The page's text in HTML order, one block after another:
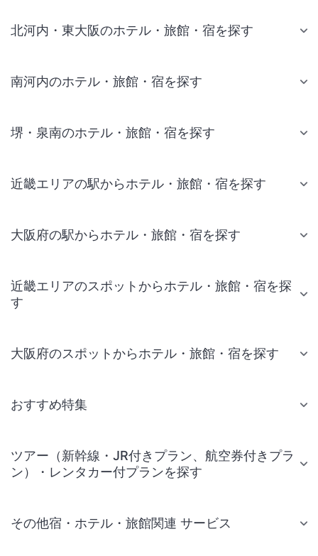
北河内・東大阪のホテル・旅館・宿を探す
南河内のホテル・旅館・宿を探す
堺・泉南のホテル・旅館・宿を探す
近畿エリアの駅からホテル・旅館・宿を探す
大阪府の駅からホテル・旅館・宿を探す
近畿エリアのスポットからホテル・旅館・宿を探
す
大阪府のスポットからホテル・旅館・宿を探す
おすすめ特集
ツアー（新幹線・JR付きプラン、航空券付きプラ
ン）・レンタカー付プランを探す
その他宿・ホテル・旅館関連 サービス